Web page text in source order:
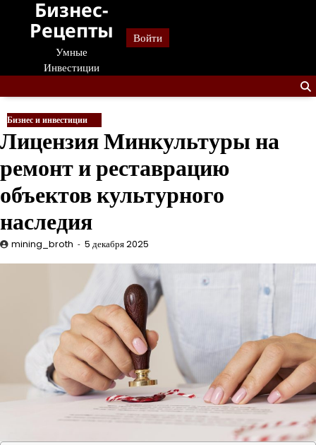
Перейти
содержанию
Бизнес-
Рецепты
Умные
Инвестиции
Войти
Бизнес и инвестиции
Лицензия Минкультуры на
ремонт и реставрацию
объектов культурного
наследия
mining_broth 5 декабря 2025